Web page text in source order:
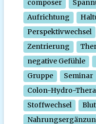
composer
Aufrichtung
Perspektivwechsel
Zentrierung
negative Gefühle
Gruppe
Seminar
Colon-Hydro-
Stoffwechsel